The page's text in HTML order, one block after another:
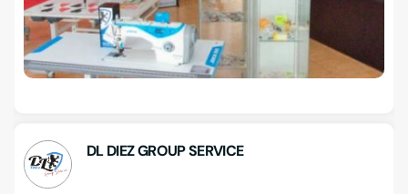
DL DIEZ GROUP SERVICE